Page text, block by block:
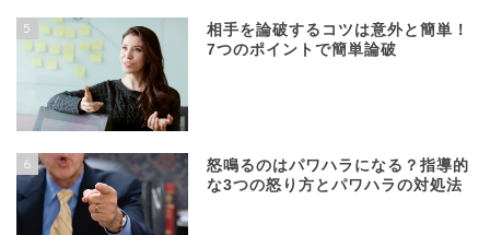
5
相手を論破するコツは意外と簡単！
7つのポイントで簡単論破
6
怒鳴るのはパワハラになる？指導的
な3つの怒り方とパワハラの対処法